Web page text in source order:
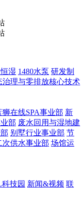
湿 1480水泵 研发制
治理与零排放核心技术
狮在线SPA事业部 新
部 废水回用与湿地建
别墅行业事业部 节
次供水事业部 场馆运
技园 新闻&视频 联